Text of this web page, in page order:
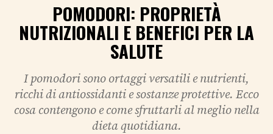
POMODORI: PROPRIETÀ
NUTRIZIONALI E BENEFICI PER LA
SALUTE
I pomodori sono ortaggi versatili e nutrienti,
ricchi di antiossidanti e sostanze protettive. Ecco
cosa contengono e come sfruttarli al meglio nella
dieta quotidiana.